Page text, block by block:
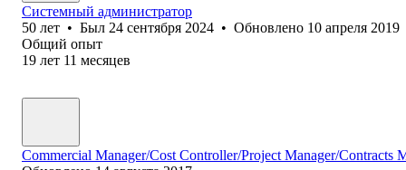
Системный администратор
50 лет • Был 24 сентября 2024 • Обновлено 10 апреля 2019
Общий опыт
19 лет 11 месяцев
Commercial Manager/Cost Controller/Project Manager/Contracts